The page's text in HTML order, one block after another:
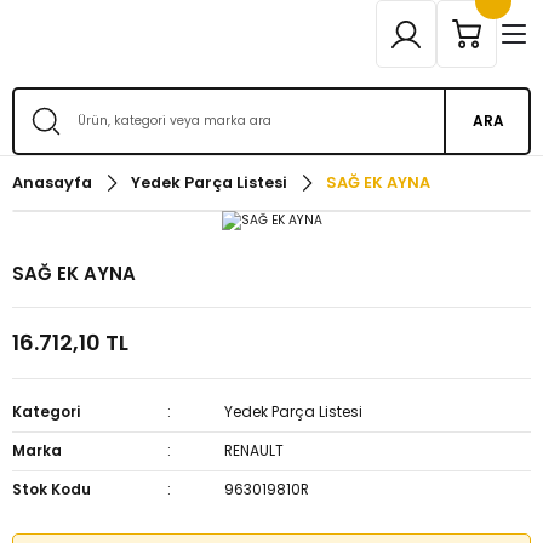
ARA
Anasayfa Yedek Parça Listesi SAĞ EK AYNA
SAĞ EK AYNA
16.712,10 TL
Kategori
Yedek Parça Listesi
Marka
RENAULT
Stok Kodu
963019810R